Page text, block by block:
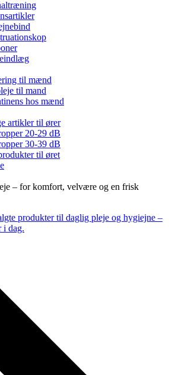
til mænd
til mand
hos mænd
artikler til ører
20-29 dB
30-39 dB
til øret
– for komfort, velvære og en frisk
produkter til daglig pleje og hygiejne –
i dag.